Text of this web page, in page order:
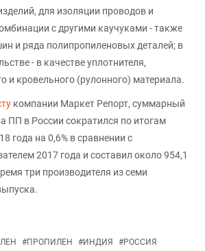
для изоляции проводов и
с другими каучуками - также
и ряда полипропиленовых деталей; в
- в качестве уплотнителя,
и кровельного (рулонного) материала.
компании Маркет Репорт, суммарный
ПП в России сократился по итогам
года на 0,6% в сравнении с
2017 года и составил около 954,1
три производителя из семи
#ПРОПИЛЕН #ИНДИЯ #РОССИЯ